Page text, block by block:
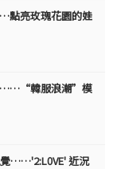
點亮玫瑰花園的娃
……“韓服浪潮”模
覺……'2:L0VE' 近況